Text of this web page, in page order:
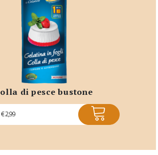
colla di pesce bustone
€2,99 ACQUISTA